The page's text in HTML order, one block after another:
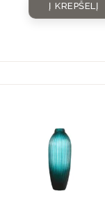
Į KREPŠELĮ